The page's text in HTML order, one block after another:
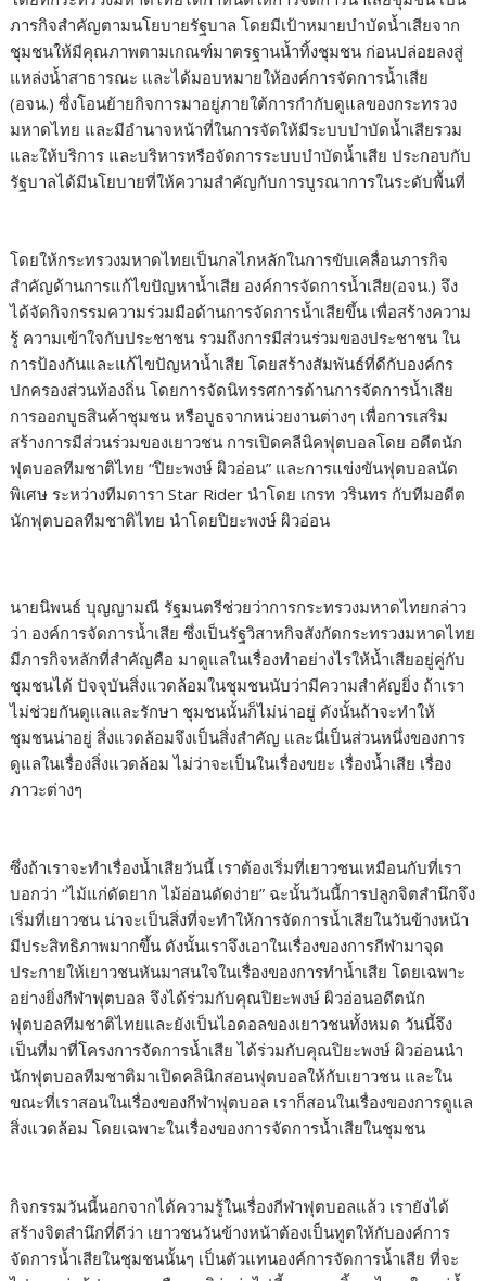
ภารกิจสำคัญตามนโยบายรัฐบาล โดยมีเป้าหมายบำบัดน้ำเสียจาก
ชุมชนให้มีคุณภาพตามเกณฑ์มาตรฐานน้ำทิ้งชุมชน ก่อนปล่อยลงสู่
แหล่งน้ำสาธารณะ และได้มอบหมายให้องค์การจัดการน้ำเสีย
(อจน.) ซึ่งโอนย้ายกิจการมาอยู่ภายใต้การกำกับดูแลของกระทรวง
มหาดไทย และมีอำนาจหน้าที่ในการจัดให้มีระบบบำบัดน้ำเสียรวม
และให้บริการ และบริหารหรือจัดการระบบบำบัดน้ำเสีย ประกอบกับ
รัฐบาลได้มีนโยบายที่ให้ความสำคัญกับการบูรณาการในระดับพื้นที่
โดยให้กระทรวงมหาดไทยเป็นกลไกหลักในการขับเคลื่อนภารกิจ
สำคัญด้านการแก้ไขปัญหาน้ำเสีย องค์การจัดการน้ำเสีย(อจน.) จึง
ได้จัดกิจกรรมความร่วมมือด้านการจัดการน้ำเสียขึ้น เพื่อสร้างความ
รู้ ความเข้าใจกับประชาชน รวมถึงการมีส่วนร่วมของประชาชน ใน
การป้องกันและแก้ไขปัญหาน้ำเสีย โดยสร้างสัมพันธ์ที่ดีกับองค์กร
ปกครองส่วนท้องถิ่น โดยการจัดนิทรรศการด้านการจัดการน้ำเสีย
การออกบูธสินค้าชุมชน หรือบูธจากหน่วยงานต่างๆ เพื่อการเสริม
สร้างการมีส่วนร่วมของเยาวชน การเปิดคลีนิคฟุตบอลโดย อดีตนัก
ฟุตบอลทีมชาติไทย “ปิยะพงษ์ ผิวอ่อน” และการแข่งขันฟุตบอลนัด
พิเศษ ระหว่างทีมดารา Star Rider นำโดย เกรท วรินทร กับทีมอดีต
นักฟุตบอลทีมชาติไทย นำโดยปิยะพงษ์ ผิวอ่อน
นายนิพนธ์ บุญญามณี รัฐมนตรีช่วยว่าการกระทรวงมหาดไทยกล่าว
ว่า องค์การจัดการน้ำเสีย ซึ่งเป็นรัฐวิสาหกิจสังกัดกระทรวงมหาดไทย
มีภารกิจหลักที่สำคัญคือ มาดูแลในเรื่องทำอย่างไรให้น้ำเสียอยู่คู่กับ
ชุมชนได้ ปัจจุบันสิ่งแวดล้อมในชุมชนนับว่ามีความสำคัญยิ่ง ถ้าเรา
ไม่ช่วยกันดูแลและรักษา ชุมชนนั้นก็ไม่น่าอยู่ ดังนั้นถ้าจะทำให้
ชุมชนน่าอยู่ สิ่งแวดล้อมจึงเป็นสิ่งสำคัญ และนี่เป็นส่วนหนึ่งของการ
ดูแลในเรื่องสิ่งแวดล้อม ไม่ว่าจะเป็นในเรื่องขยะ เรื่องน้ำเสีย เรื่อง
ภาวะต่างๆ
ซึ่งถ้าเราจะทำเรื่องน้ำเสียวันนี้ เราต้องเริ่มที่เยาวชนเหมือนกับที่เรา
บอกว่า “ไม้แก่ดัดยาก ไม้อ่อนดัดง่าย” ฉะนั้นวันนี้การปลูกจิตสำนึกจึง
เริ่มที่เยาวชน น่าจะเป็นสิ่งที่จะทำให้การจัดการน้ำเสียในวันข้างหน้า
มีประสิทธิภาพมากขึ้น ดังนั้นเราจึงเอาในเรื่องของการกีฬามาจุด
ประกายให้เยาวชนหันมาสนใจในเรื่องของการทำน้ำเสีย โดยเฉพาะ
อย่างยิ่งกีฬาฟุตบอล จึงได้ร่วมกับคุณปิยะพงษ์ ผิวอ่อนอดีตนัก
ฟุตบอลทีมชาติไทยและยังเป็นไอดอลของเยาวชนทั้งหมด วันนี้จึง
เป็นที่มาที่โครงการจัดการน้ำเสีย ได้ร่วมกับคุณปิยะพงษ์ ผิวอ่อนนำ
นักฟุตบอลทีมชาติมาเปิดคลินิกสอนฟุตบอลให้กับเยาวชน และใน
ขณะที่เราสอนในเรื่องของกีฬาฟุตบอล เราก็สอนในเรื่องของการดูแล
สิ่งแวดล้อม โดยเฉพาะในเรื่องของการจัดการน้ำเสียในชุมชน
กิจกรรมวันนี้นอกจากได้ความรู้ในเรื่องกีฬาฟุตบอลแล้ว เรายังได้
สร้างจิตสำนึกที่ดีว่า เยาวชนวันข้างหน้าต้องเป็นทูตให้กับองค์การ
จัดการน้ำเสียในชุมชนนั้นๆ เป็นตัวแทนองค์การจัดการน้ำเสีย ที่จะ